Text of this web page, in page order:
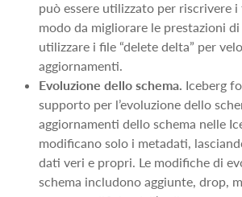
può essere utilizzato per riscrivere
modo da migliorare le prestazioni
utilizzare i file “delete delta” per
aggiornamenti.
Evoluzione dello schema. Iceberg
supporto per l’evoluzione dello
aggiornamenti dello schema nelle
modificano solo i metadati,
dati veri e propri. Le modifiche di
schema includono aggiunte, drop,